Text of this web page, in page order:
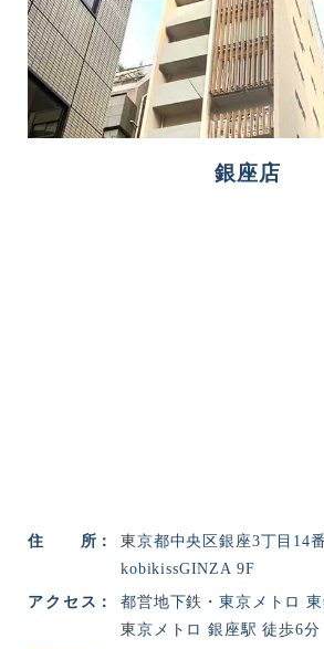
銀座店
住所
東京都中央区銀座3丁目14
kobikissGINZA 9F
アクセス
都営地下鉄・東京メトロ
東京メトロ 銀座駅 徒歩6分